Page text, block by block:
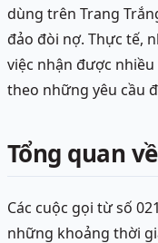
dùng trên Trang
đảo đòi nợ. Thực tế,
việc nhận được
theo những yêu cầu
Tổng quan
Các cuộc gọi từ số
những khoảng thời